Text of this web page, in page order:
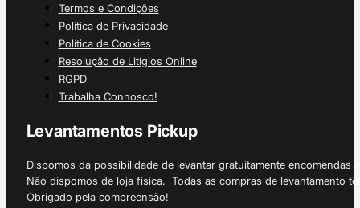
Termos e Condições
Política de Privacidade
Política de Cookies
Resolução de Litígios Online
RGPD
Trabalha Connosco!
Levantamentos Pickup
Dispomos da possibilidade de levantar gratuitamente
Não dispomos de loja física. Todas as compras de levantamento
Obrigado pela compreensão!